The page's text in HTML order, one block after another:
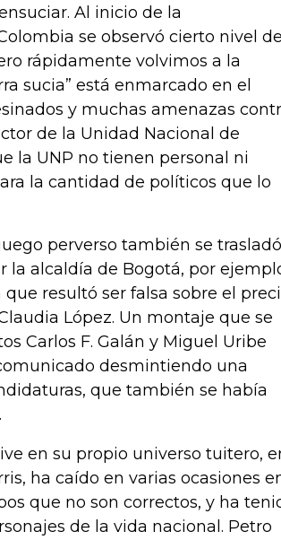
Al inicio de la
se observó cierto nivel de
rápidamente volvimos a la
sucia” está enmarcado en el
y muchas amenazas
de la Unidad Nacional de
la UNP no tienen personal ni
la cantidad de políticos que lo
perverso también se trasladó
alcaldía de Bogotá, por
resultó ser falsa sobre el
López. Un montaje que se
Carlos F. Galán y Miguel Uribe
desmintiendo una
que también se había
en su propio universo tuitero,
ha caído en varias ocasiones
que no son correctos, y ha
de la vida nacional. Petro